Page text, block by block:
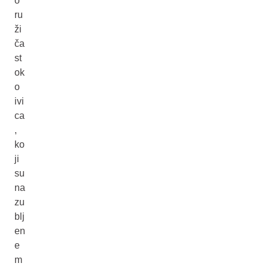
ru
ži
ča
st
ok
o
ivi
ca
,
ko
ji
su
na
zu
blj
en
e
m